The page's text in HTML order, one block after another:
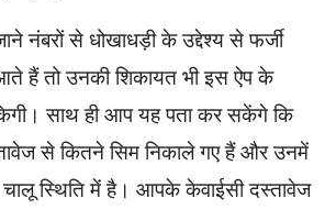
नंबरों से धोखाधड़ी के उद्देश्य से फर्जी
हैं तो उनकी शिकायत भी इस ऐप के
साथ ही आप यह पता कर सकेंगे कि
से कितने सिम निकाले गए हैं और उनमें
स्थिति में है। आपके केवाईसी दस्तावेज